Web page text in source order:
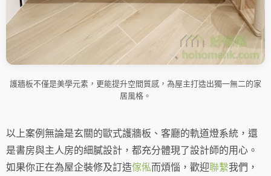
護牆板不僅是美學元素，更能提升空間質感，為屋主打造出獨一無二的家
居風格。
以上案例無論是玄關的歐式護牆板、客廳的軌道燈系統，還
是書房與主人房的細膩設計，都充分體現了設計師的用心。
如果你正在為屋企裝修及訂造傢俬而煩惱，歡迎聯繫我們，